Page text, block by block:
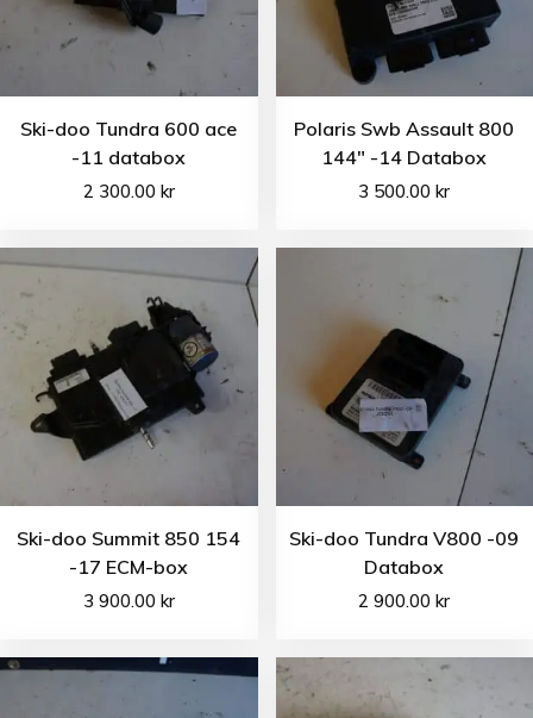
Ski-doo Tundra 600 ace
-11 databox
2 300.00 kr
Polaris Swb Assault 800
144″ -14 Databox
3 500.00kr
Ski-doo Summit 850 154
-17 ECM-box
3 900.00 kr
Ski-doo Tundra V800 -09
Databox
2 900.00kr